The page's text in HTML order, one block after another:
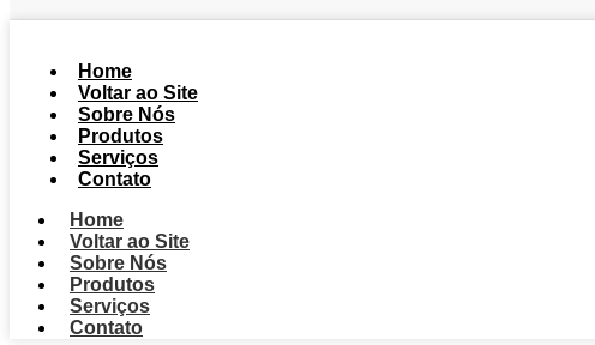
Home
Voltar ao Site
Sobre Nós
Produtos
Serviços
Contato
Home
Voltar ao Site
Sobre Nós
Produtos
Serviços
Contato